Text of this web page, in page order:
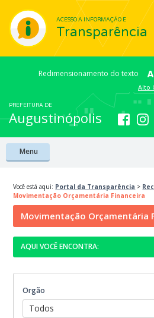
ACESSO A INFORMAÇÃO E
Transparência
Redimensionamento do texto
Alto
PREFEITURA DE
Augustinópolis
Menu
Você está aqui: Portal da Transparência >
Movimentação Orçamentária Financeira
Movimentação Orçamentária
AQUI VOCÊ ENCONTRA:
Tributos Arrecadados
Transferências da União
Transferência dos Estados
Relação de Compras
Orgão
Todos